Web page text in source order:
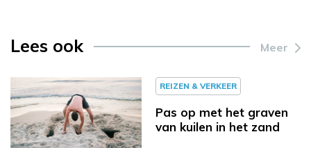
Lees ook Meer
REIZEN & VERKEER
Pas op met het graven
van kuilen in het zand